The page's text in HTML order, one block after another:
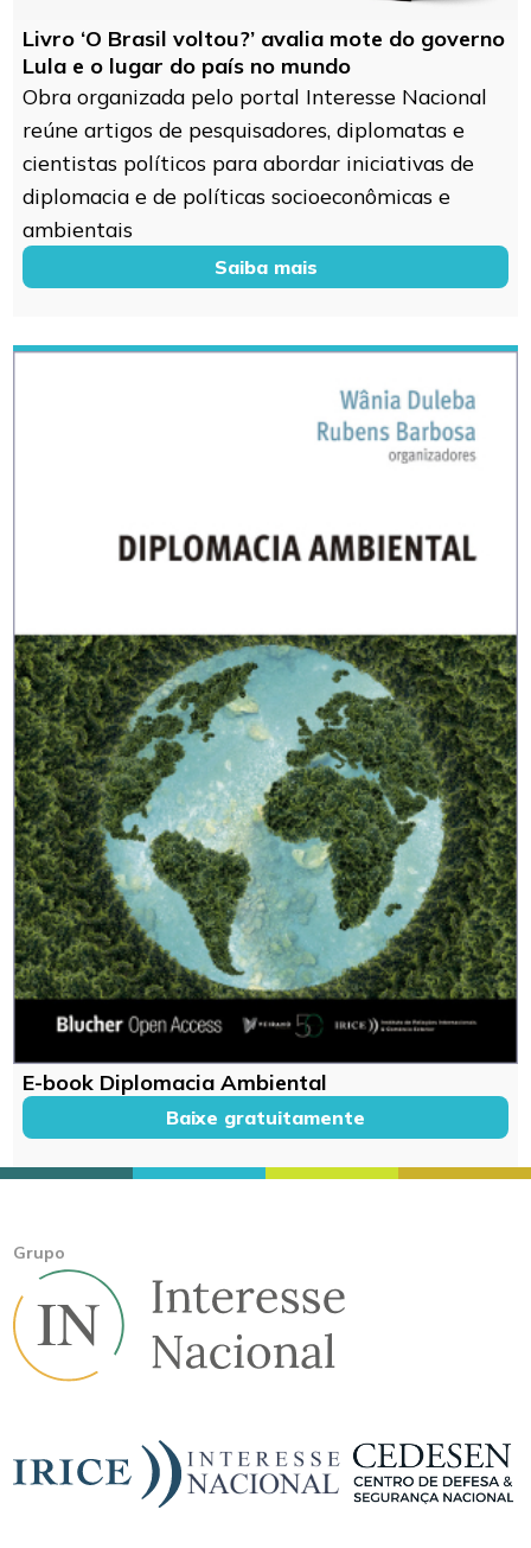
Livro ‘O Brasil voltou?’ avalia mote do governo
Lula e o lugar do país no mundo
Obra organizada pelo portal Interesse Nacional
reúne artigos de pesquisadores, diplomatas e
cientistas políticos para abordar iniciativas de
diplomacia e de políticas socioeconômicas e
ambientais
Saiba mais
E-book Diplomacia Ambiental
Baixe gratuitamente
Grupo